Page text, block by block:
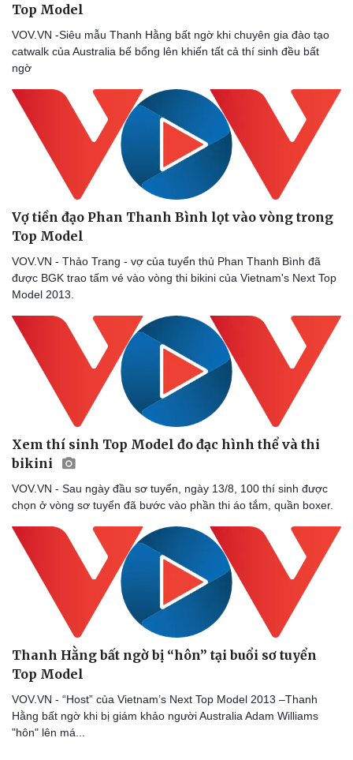
Sức khỏe
Dinh dưỡng - món ngon
Cây thuốc
Sản phụ khoa
Nam khoa
Làm đẹp - giảm cân
Phòng mạch online
Ăn sạch sống khỏe
Đời sống
Nhà đẹp
Tình yêu - Gia đình
Top Model
VOV.VN -Siêu mẫu Thanh Hằng bất ngờ khi chuyên gia đào tạo
catwalk của Australia bế bổng lên khiến tất cả thí sinh đều bất
ngờ
Vợ tiền đạo Phan Thanh Bình lọt vào vòng trong
Top Model
VOV.VN - Thảo Trang - vợ của tuyển thủ Phan Thanh Bình đã
được BGK trao tấm vé vào vòng thi bikini của Vietnam's Next Top
Model 2013.
Xem thí sinh Top Model đo đạc hình thể và thi
bikini
VOV.VN - Sau ngày đầu sơ tuyển, ngày 13/8, 100 thí sinh được
chọn ở vòng sơ tuyển đã bước vào phần thi áo tắm, quần boxer.
Thanh Hằng bất ngờ bị “hôn” tại buổi sơ tuyển
Top Model
VOV.VN - “Host” của Vietnam’s Next Top Model 2013 –Thanh
Hằng bất ngờ khi bị giám khảo người Australia Adam Williams
"hôn" lên má...